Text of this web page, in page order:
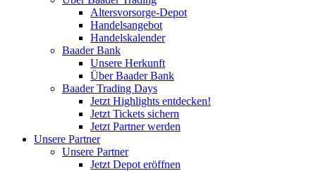
Altersvorsorge-Depot
Handelsangebot
Handelskalender
Baader Bank
Unsere Herkunft
Über Baader Bank
Baader Trading Days
Jetzt Highlights entdecken!
Jetzt Tickets sichern
Jetzt Partner werden
Unsere Partner
Unsere Partner
Jetzt Depot eröffnen